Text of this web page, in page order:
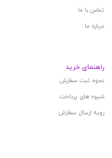
تماس با ما
درباره ما
راهنمای خرید
نحوه ثبت سفارش
شیوه های پرداخت
رویه ارسال سفارش